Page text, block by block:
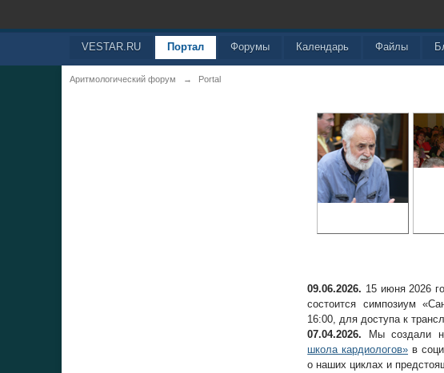
VESTAR.RU Портал Форумы Календарь Файлы
Аритмологический форум → Portal
09.06.2026. 15 июня 2026
состоится симпозиум
16:00, для доступа к
07.04.2026. Мы создали
школа кардиологов» в
о наших циклах и